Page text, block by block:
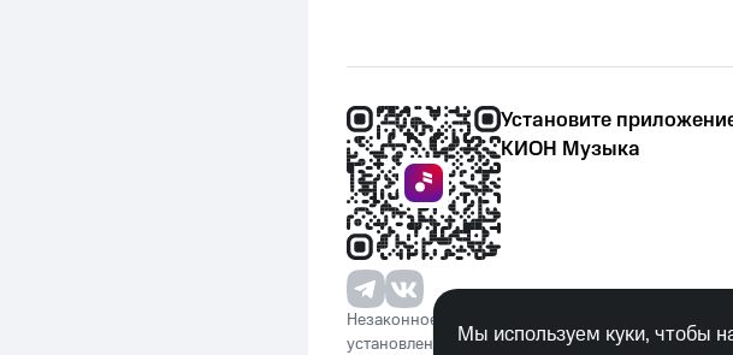
Установите
КИОН Музыка
Незаконное потребление наркотических
установленную законодательством
Мы используем куки, чтобы